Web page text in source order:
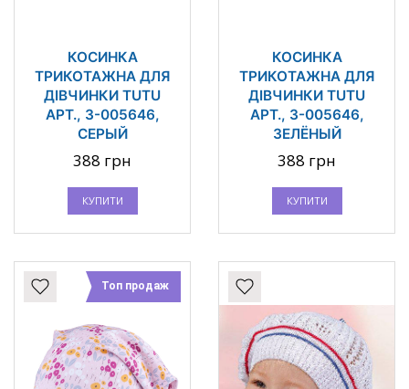
КОСИНКА
ТРИКОТАЖНА ДЛЯ
ДІВЧИНКИ TUTU
АРТ., 3-005646,
СЕРЫЙ
388 грн
КУПИТИ
КОСИНКА
ТРИКОТАЖНА ДЛЯ
ДІВЧИНКИ TUTU
АРТ., 3-005646,
ЗЕЛЁНЫЙ
388 грн
КУПИТИ
Топ продаж